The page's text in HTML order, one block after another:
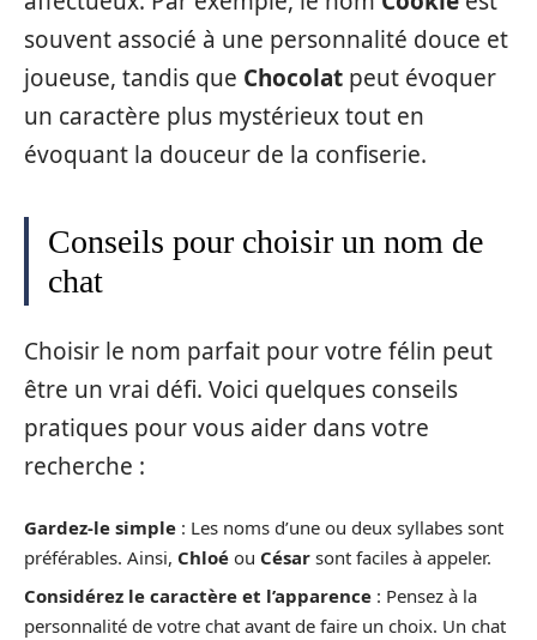
souvent associé à une personnalité douce et
joueuse, tandis que Chocolat peut évoquer
un caractère plus mystérieux tout en
évoquant la douceur de la confiserie.
Conseils pour choisir un nom de
chat
Choisir le nom parfait pour votre félin peut
être un vrai défi. Voici quelques conseils
pratiques pour vous aider dans votre
recherche :
Gardez-le simple : Les noms d’une ou deux syllabes sont
préférables. Ainsi, Chloé ou César sont faciles à appeler.
Considérez le caractère et l’apparence : Pensez à la
personnalité de votre chat avant de faire un choix. Un chat